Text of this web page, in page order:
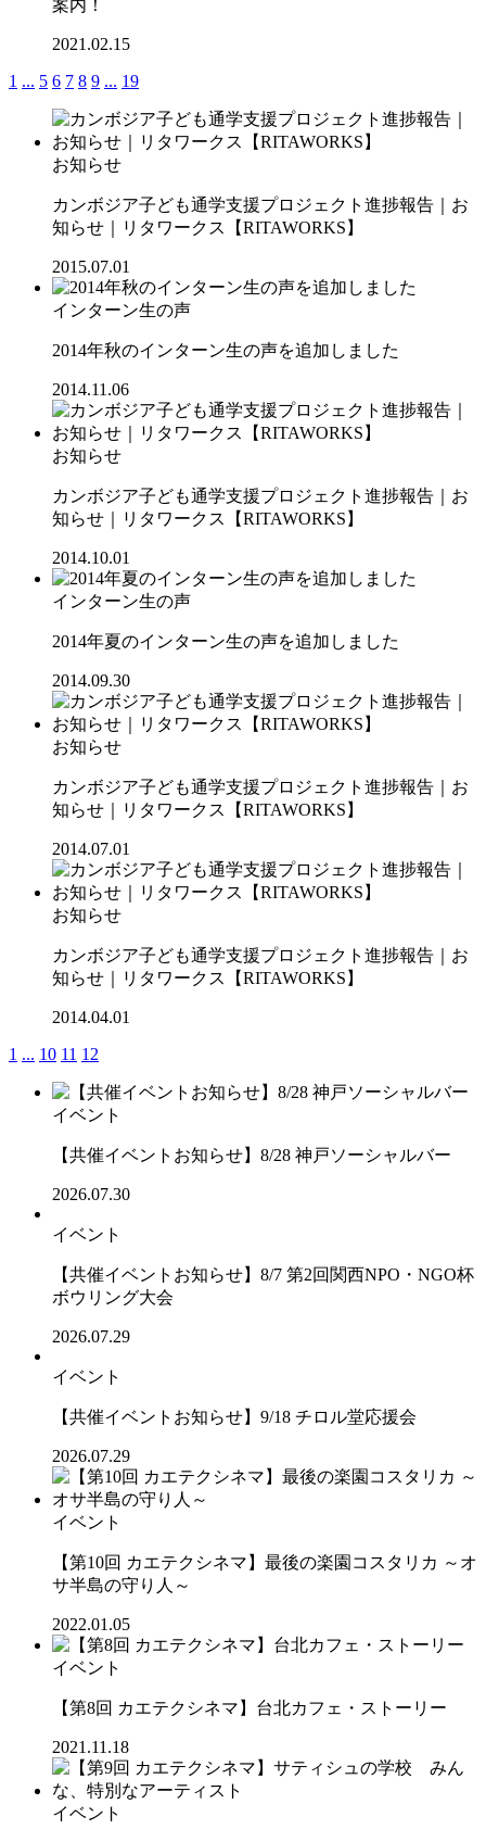
案内！
2021.02.15
1 ... 5 6 7 8 9 ... 19
お知らせ
カンボジア子ども通学支援プロジェクト進捗報告｜お
知らせ｜リタワークス【RITAWORKS】
2015.07.01
インターン生の声
2014年秋のインターン生の声を追加しました
2014.11.06
お知らせ
カンボジア子ども通学支援プロジェクト進捗報告｜お
知らせ｜リタワークス【RITAWORKS】
2014.10.01
インターン生の声
2014年夏のインターン生の声を追加しました
2014.09.30
お知らせ
カンボジア子ども通学支援プロジェクト進捗報告｜お
知らせ｜リタワークス【RITAWORKS】
2014.07.01
お知らせ
カンボジア子ども通学支援プロジェクト進捗報告｜お
知らせ｜リタワークス【RITAWORKS】
2014.04.01
1 ... 10 11 12
イベント
【共催イベントお知らせ】8/28 神戸ソーシャルバー
2026.07.30
イベント
【共催イベントお知らせ】8/7 第2回関西NPO・NGO杯
ボウリング大会
2026.07.29
イベント
【共催イベントお知らせ】9/18 チロル堂応援会
2026.07.29
イベント
【第10回 カエテクシネマ】最後の楽園コスタリカ ～オ
サ半島の守り人～
2022.01.05
イベント
【第8回 カエテクシネマ】台北カフェ・ストーリー
2021.11.18
イベント